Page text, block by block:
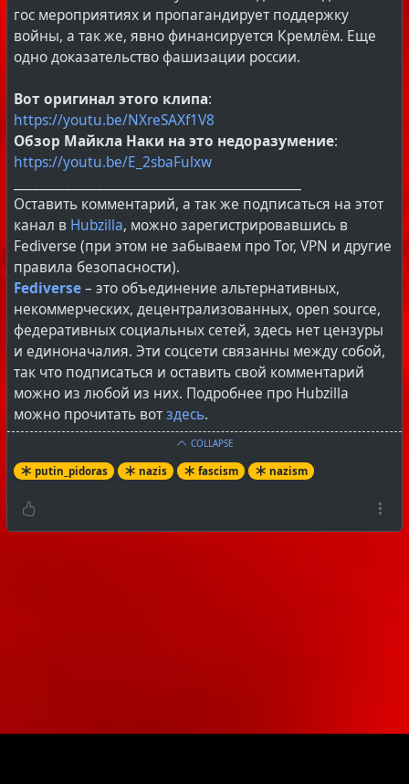
гос мероприятиях и пропагандирует поддержку
войны, а так же, явно финансируется Кремлём. Еще
одно доказательство фашизации россии.
Вот оригинал этого клипа:
https://youtu.be/NXreSAXf1V8
Обзор Майкла Наки на это недоразумение:
https://youtu.be/E_2sbaFulxw
Оставить комментарий, а так же подписаться на этот
канал в Hubzilla, можно зарегистрировавшись в
Fediverse (при этом не забываем про Tor, VPN и другие
правила безопасности).
Fediverse– это объединение альтернативных,
некоммерческих, децентрализованных, open source,
федеративных социальных сетей, здесь нет цензуры
и единоначалия. Эти соцсети связанны между собой,
так что подписаться и оставить свой комментарий
можно из любой из них. Подробнее про Hubzilla
можно прочитать вотздесь.
COLLAPSE
putin_pidoras nazis fascism nazism